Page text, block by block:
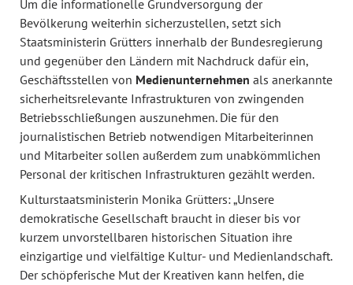
Um die informationelle Grundversorgung der
Bevölkerung weiterhin sicherzustellen, setzt sich
Staatsministerin Grütters innerhalb der Bundesregierung
und gegenüber den Ländern mit Nachdruck dafür ein,
Geschäftsstellen von Medienunternehmen als anerkannte
sicherheitsrelevante Infrastrukturen von zwingenden
Betriebsschließungen auszunehmen. Die für den
journalistischen Betrieb notwendigen Mitarbeiterinnen
und Mitarbeiter sollen außerdem zum unabkömmlichen
Personal der kritischen Infrastrukturen gezählt werden.
Kulturstaatsministerin Monika Grütters: „Unsere
demokratische Gesellschaft braucht in dieser bis vor
kurzem unvorstellbaren historischen Situation ihre
einzigartige und vielfältige Kultur- und Medienlandschaft.
Der schöpferische Mut der Kreativen kann helfen, die